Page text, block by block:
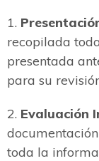
1.
recopilada
presentada
para su
2. Evaluación
toda la